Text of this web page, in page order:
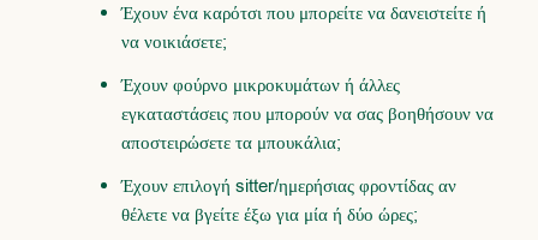
Έχουν ένα καρότσι που μπορείτε να δανειστείτε ή
να νοικιάσετε;
Έχουν φούρνο μικροκυμάτων ή άλλες
εγκαταστάσεις που μπορούν να σας βοηθήσουν να
αποστειρώσετε τα μπουκάλια;
Έχουν επιλογή sitter/ημερήσιας φροντίδας αν
θέλετε να βγείτε έξω για μία ή δύο ώρες;